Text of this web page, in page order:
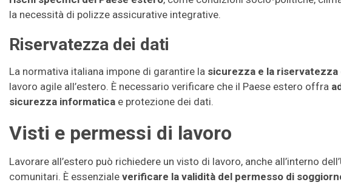
la necessità di polizze assicurative integrative.
Riservatezza dei dati
La normativa italiana impone di garantire la sicurezza e la riservatezza
lavoro agile all’estero. È necessario verificare che il Paese estero offra
sicurezza informatica e protezione dei dati.
Visti e permessi di lavoro
Lavorare all’estero può richiedere un visto di lavoro, anche all’interno
comunitari. È essenziale verificare la validità del permesso di